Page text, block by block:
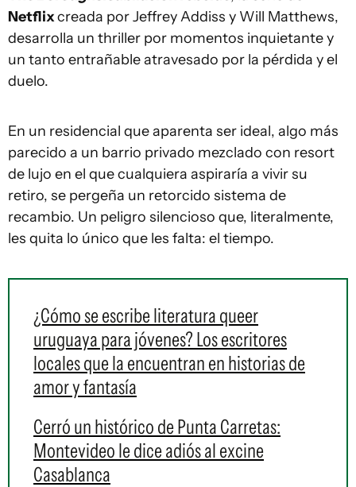
Netflixcreada por Jeffrey Addiss y Will Matthews,
desarrolla un thriller por momentos inquietante y
un tanto entrañable atravesado por la pérdida y el
duelo.
En un residencial que aparenta ser ideal, algo más
parecido a un barrio privado mezclado con resort
de lujo en el que cualquiera aspiraría a vivir su
retiro, se pergeña un retorcido sistema de
recambio. Un peligro silencioso que, literalmente,
les quita lo único que les falta: el tiempo.
¿Cómo se escribe literatura queer
uruguaya para jóvenes? Los escritores
locales que la encuentran en historias de
amor y fantasía
Cerró un histórico de Punta Carretas:
Montevideo le dice adiós al excine
Casablanca